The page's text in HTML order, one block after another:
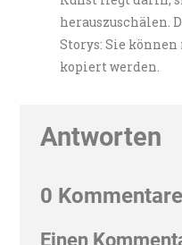
herauszuschälen.
Storys: Sie
kopiert werden.
Antworten
0 Kommentare
Einen